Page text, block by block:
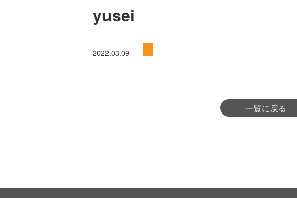
yusei
2022.03.09
一覧に戻る